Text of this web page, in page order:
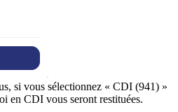
si vous sélectionnez « CDI (941) »
en CDI vous seront restituées.